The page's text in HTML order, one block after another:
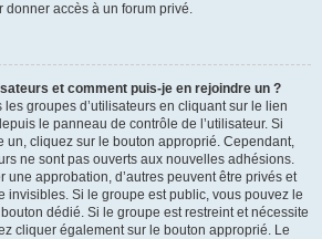
accès à un forum privé.
et comment puis-je en rejoindre un ?
groupes d’utilisateurs en cliquant sur le lien
le panneau de contrôle de l’utilisateur. Si
un, cliquez sur le bouton approprié. Cependant,
ne sont pas ouverts aux nouvelles adhésions.
une approbation, d’autres peuvent être privés et
invisibles. Si le groupe est public, vous pouvez le
dédié. Si le groupe est restreint et nécessite
cliquer également sur le bouton approprié. Le